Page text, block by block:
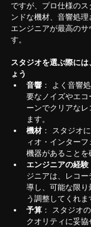
ですが、プロ仕様の
ンドな機材、音響処
エンジニアが最高の
す。
スタジオを選ぶ際に
ょう
音響 ： よく音響
要なノイズやエコ
ーンでクリアな
ます。
機材 ： スタジオ
ィオ・インター
機器があることを
エンジニアの経験
ジニアは、レコ
導し、可能な限り
う調整してくれま
予算 ： スタジオ
クオリティに妥協